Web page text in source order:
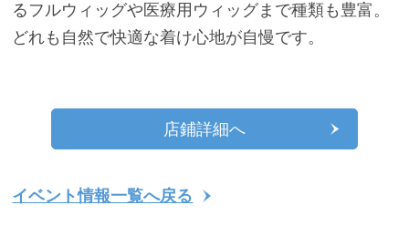
るフルウィッグや医療用ウィッグまで種類も豊富。
どれも自然で快適な着け心地が自慢です。
店鋪詳細へ
イベント情報一覧へ戻る